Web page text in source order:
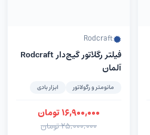
Rodcraft
فیلتر رگلاتور گیج‌دار Rodcraft
آلمان
مانومتر و رگولاتور ابزار بادی
۱۶,۹۰۰,۰۰۰تومان
۲۵,۰۰۰,۰۰۰تومان